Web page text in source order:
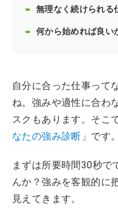
無理なく続けられる
何から始めれば良い
自分に合った仕事って
ね。強みや適性に合わ
スクもあります。そこ
なたの強み診断 」です。
まずは所要時間30秒で
んか？強みを客観的に
見えてきます。